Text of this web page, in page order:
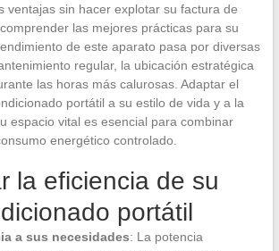
ventajas sin hacer explotar su factura de
las mejores prácticas para su
de este aparato pasa por diversas
regular, la ubicación estratégica
las horas más calurosas. Adaptar el
portátil a su estilo de vida y a la
espacio vital es esencial para combinar
energético controlado.
la eficiencia de su
portátil
a sus necesidades: La potencia